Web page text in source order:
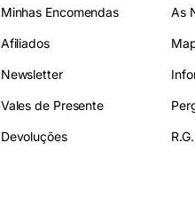
Minhas Encomendas
Afiliados
Newsletter
Vales de Presente
Devoluções
As